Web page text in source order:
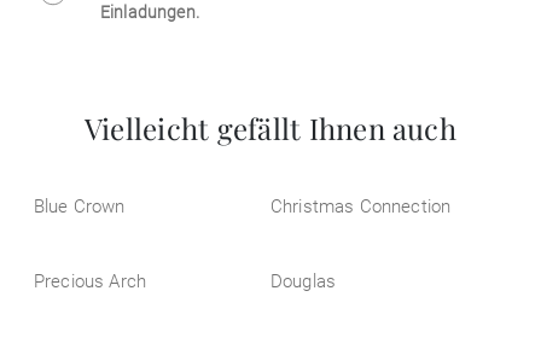
Einladungen.
Vielleicht gefällt Ihnen auch
Blue Crown Christmas Connection
Precious Arch Douglas